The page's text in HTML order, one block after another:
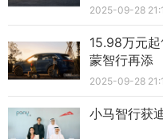
2025-09-28
15.98万元
蒙智行再添
2025-09-28
小马智行获